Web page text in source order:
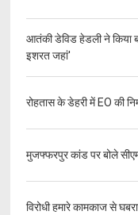
आतंकी डेविड हेडली ने किया
इशरत जहां'
रोहतास के डेहरी में EO की
मुजफ्फरपुर कांड पर बोले
विरोधी हमारे कामकाज से